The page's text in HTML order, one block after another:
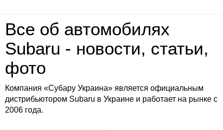
Все об автомобилях
Subaru - новости, статьи,
фото
Компания «Субару Украина» является официальным
дистрибьютором Subaru в Украине и работает на рынке с
2006 года.